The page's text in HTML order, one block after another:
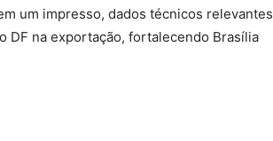
um impresso, dados técnicos relevantes
DF na exportação, fortalecendo Brasília